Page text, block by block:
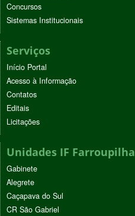
Concursos
Sistemas Institucionais
Serviços
Início Portal
Acesso à Informação
Contatos
Editais
Licitações
Unidades IF Farroupilha
Gabinete
Alegrete
Caçapava do Sul
CR São Gabriel